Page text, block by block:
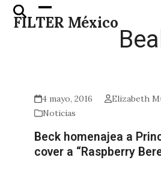
Skip
FILTER México
Open
mobile
Close
mobile
4 mayo, 2016
Elizabeth
Noticias
Beck homenajea a
cover a “Raspberry